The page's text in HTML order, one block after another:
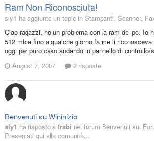
Ram Non Riconosciuta!
sly1 ha aggiunto un topic in Stampanti, Scanner,
Ciao ragazzi, ho un problema con la ram del pc. Io
512 mb e fino a qualche giorno fa me li riconosceva
oggi per puro caso andando in pannello di
August 7, 2007
2 risposte
Benvenuti su Wininizio
sly1 ha risposto a frabi nel forum Benvenuti sul
Presentati qui alla comunità...